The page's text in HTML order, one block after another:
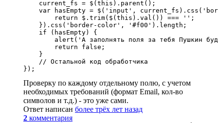
    current_fs = $(this).parent();
var hasEmpty = $('input',
        return $.trim($(this).val()) === '';
    }).css('border-color', '#f00').length;
    if (hasEmpty) {
alert('А заполнять поля за тебя Пушкин
        return false;
    }
    // Остальной код обработчика
});
Проверку по каждому отдельному полю, с учетом
необходимых требований (формат Email, кол-во
символов и т.д.) - это уже сами.
Ответ написан более трёх лет назад
2 комментария